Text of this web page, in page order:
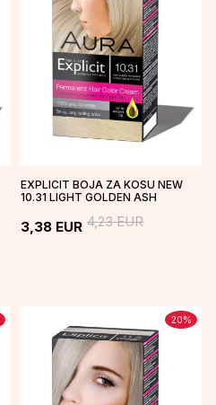
EXPLICIT BOJA ZA KOSU NEW
10.31 LIGHT GOLDEN ASH
PLAV...
3,38 EUR 4,23EUR
20%